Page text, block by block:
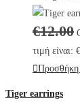
€12.00
τιμή είναι:
Προσθήκη
Tiger earrings